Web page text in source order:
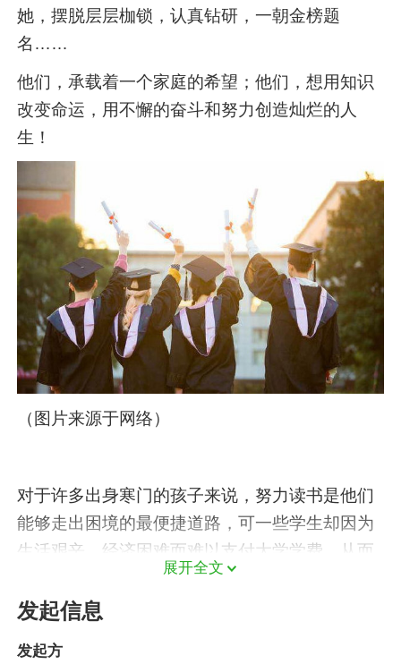
她，摆脱层层枷锁，认真钻研，一朝金榜题
名……
他们，承载着一个家庭的希望；他们，想用知识
改变命运，用不懈的奋斗和努力创造灿烂的人
生！
（图片来源于网络）
对于许多出身寒门的孩子来说，努力读书是他们
能够走出困境的最便捷道路，可一些学生却因为
生活艰辛、经济困难而难以支付大学学费，从而
与校园生活失之交臂，离开了实现梦想的舞台，
这对他们来说是残酷的。
圆梦青年的故事
展开全文
发起信息
发起方